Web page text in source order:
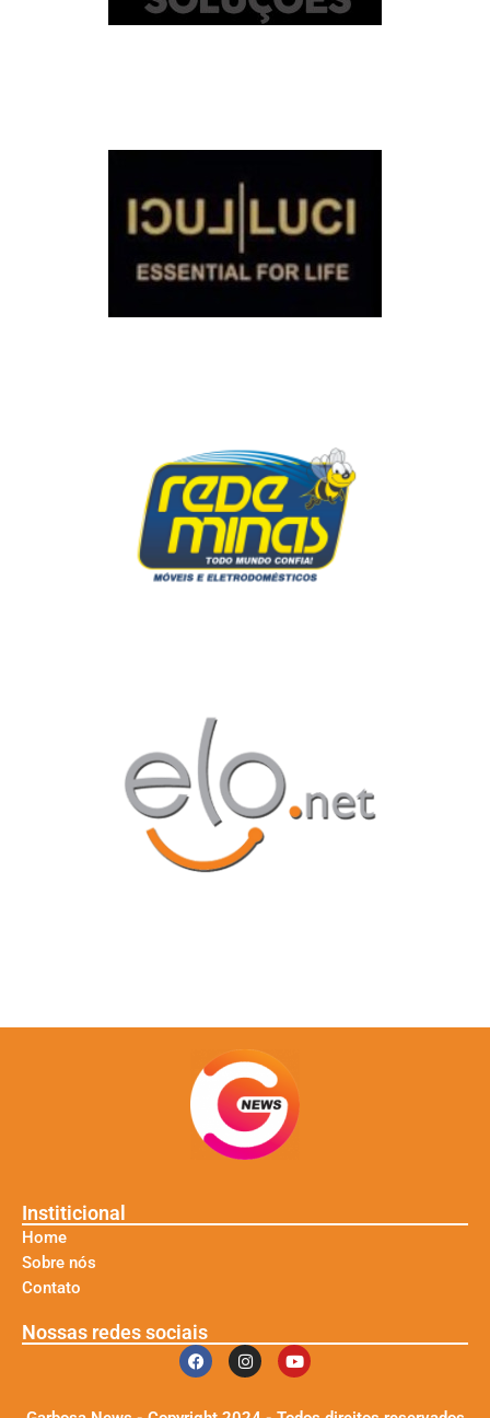
Institicional
Home
Sobre nós
Contato
Nossas redes sociais